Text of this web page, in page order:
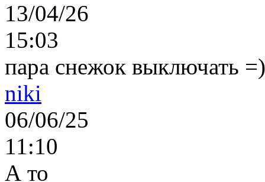
13/04/26
15:03
пара снежок выключать
niki
06/06/25
11:10
А то